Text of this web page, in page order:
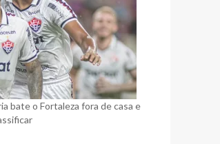
bate o Fortaleza fora de casa e